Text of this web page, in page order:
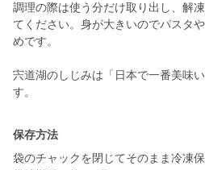
調理の際は使う分だけ取り出し、解
てください。身が大きいのでパスタ
めです。
宍道湖のしじみは「日本で一番美味
す。
保存方法
袋のチャックを閉じてそのまま冷凍保